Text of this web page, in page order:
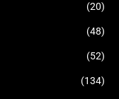
(20)
(48)
(52)
(134)